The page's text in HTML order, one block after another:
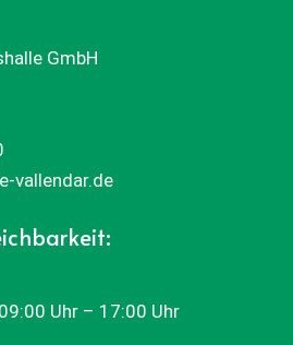
GmbH
vallendar.de
Uhr – 17:00 Uhr